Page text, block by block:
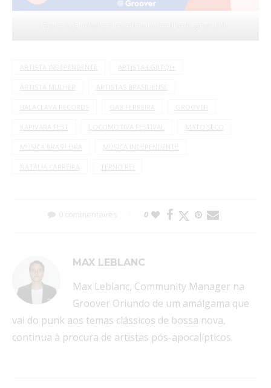
ARTISTA INDEPENDENTE ARTISTA LGBTQI+
ARTISTA MULHER ARTISTAS BRASILIENSE
BALACLAVA RECORDS GAB FERREIRA
KAPIVARA FEST LOCOMOTIVA FESTIVAL MATO SECO
MÚSICA BRASILEIRA MÚSICA INDEPENDENTE
NATÁLIA CARREIRA TERNO REI
0 commentaires 0
MAX LEBLANC
Max Leblanc, Community Manager na
Groover Oriundo de um amálgama que
vai do punk aos temas clássicos de bossa nova,
continua à procura de artistas pós-apocalípticos.